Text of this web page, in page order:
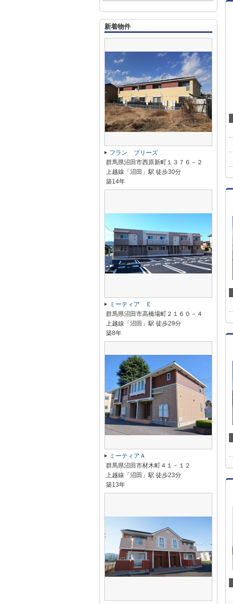
新着物件
フラン ブリーズ
群馬県沼田市西原新町１３７６－２
上越線「沼田」駅 徒歩30分
築14年
ミーティア Ｅ
群馬県沼田市高橋場町２１６０－４
上越線「沼田」駅 徒歩29分
築8年
ミーティアＡ
群馬県沼田市材木町４１－１２
上越線「沼田」駅 徒歩23分
築13年